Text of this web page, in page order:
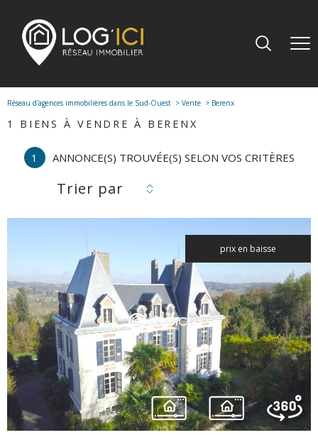
Réseau d'agences immobilières dans le Sud-Ouest Vente Berenx
1 BIENS À VENDRE À BERENX
1 ANNONCE(S) TROUVÉE(S) SELON VOS CRITÈRES
Trier par
prix en baisse
voir le
bien